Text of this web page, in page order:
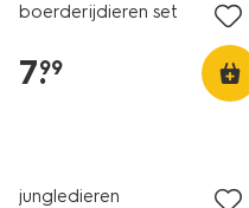
boerderijdieren set
7.
99
jungledieren